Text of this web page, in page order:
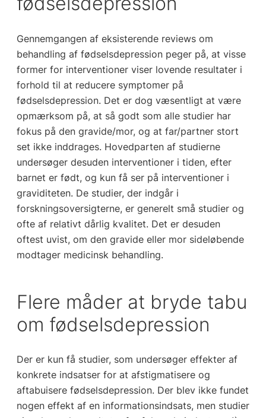
Gennemgangen af eksisterende reviews om
behandling af fødselsdepression peger på, at visse
former for interventioner viser lovende resultater i
forhold til at reducere symptomer på
fødselsdepression. Det er dog væsentligt at være
opmærksom på, at så godt som alle studier har
fokus på den gravide/mor, og at far/partner stort
set ikke inddrages. Hovedparten af studierne
undersøger desuden interventioner i tiden, efter
barnet er født, og kun få ser på interventioner i
graviditeten. De studier, der indgår i
forskningsoversigterne, er generelt små studier og
ofte af relativt dårlig kvalitet. Det er desuden
oftest uvist, om den gravide eller mor sideløbende
modtager medicinsk behandling.
Flere måder at bryde tabu
om fødselsdepression
Der er kun få studier, som undersøger effekter af
konkrete indsatser for at afstigmatisere og
aftabuisere fødselsdepression. Der blev ikke fundet
nogen effekt af en informationsindsats, men studier